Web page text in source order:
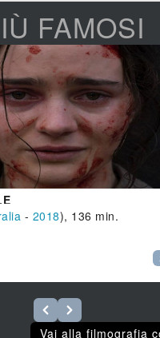
FAMOSI
- 2018), 136 min.
Vai alla filmografia